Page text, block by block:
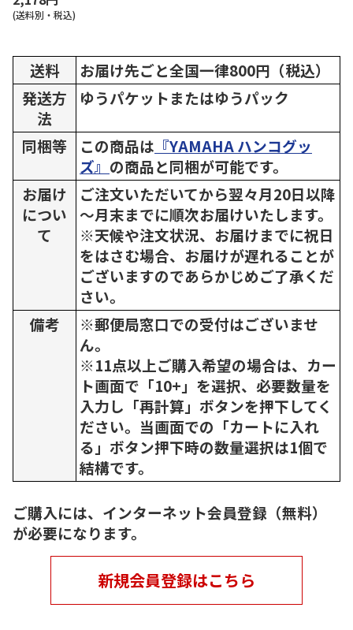
(送料別・税込)
送料
お届け先ごと全国一律800円（税込）
発送方
法
ゆうパケットまたはゆうパック
同梱等 この商品は 『YAMAHA ハンコグッ
ズ』 の商品と同梱が可能です。
お届け
につい
て
ご注文いただいてから翌々月20日以降
～月末までに順次お届けいたします。
※天候や注文状況、お届けまでに祝日
をはさむ場合、お届けが遅れることが
ございますのであらかじめご了承くだ
さい。
備考
※郵便局窓口での受付はございませ
ん。
※11点以上ご購入希望の場合は、カー
ト画面で「10+」を選択、必要数量を
入力し「再計算」ボタンを押下してく
ださい。当画面での「カートに入れ
る」ボタン押下時の数量選択は1個で
結構です。
ご購入には、インターネット会員登録（無料）
が必要になります。
新規会員登録はこちら